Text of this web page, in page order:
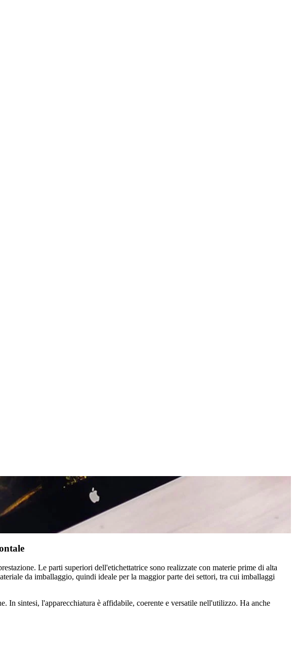
Le parti superiori dell'etichettatrice sono realizzate con materie prime di alta
da imballaggio, quindi ideale per la maggior parte dei settori, tra cui imballaggi
In sintesi, l'apparecchiatura è affidabile, coerente e versatile nell'utilizzo. Ha anche